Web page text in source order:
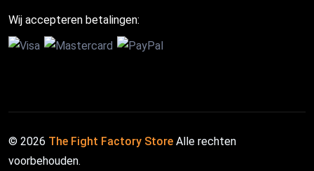
Wij accepteren betalingen:
© 2026 The Fight Factory Store Alle rechten
voorbehouden.